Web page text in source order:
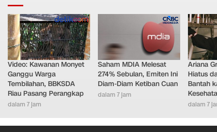
Video: Kawanan Monyet
Ganggu Warga
Tembilahan, BBKSDA
Riau Pasang Perangkap
dalam 7 jam
Saham MDIA Melesat
274% Sebulan, Emiten Ini
Diam-Diam Ketiban Cuan
dalam 7 jam
Ariana
Hiatus
Bantah
dalam 7